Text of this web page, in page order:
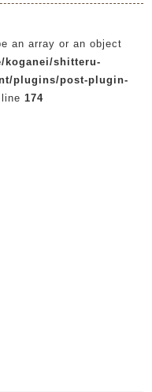
an array or an object
koganei/shitteru-
plugins/post-plugin-
174